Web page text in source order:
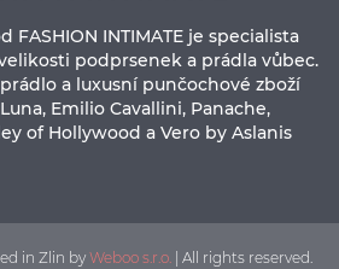
INTIMATE je specialista
podprsenek a prádla vůbec.
a luxusní punčochové zboží
Emilio Cavallini, Panache,
of Hollywood a Vero by Aslanis
in Zlin by Weboo s.r.o.| All rights reserved.